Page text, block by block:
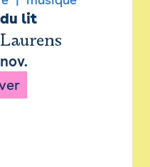
du lit